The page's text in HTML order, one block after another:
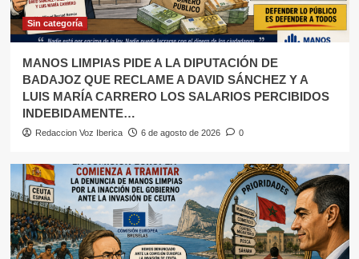
3
A TRAMITAR LA DENUNCIA DE
MANOS LIMPIAS POR LA INACCIÓN
DEL GOBIERNO ANTE LA INVASIÓN
Sin categoría
Cuando la Historia llama a la puerta:
se ha reencarnado en Pedro
5
Sin categoría
DEL FAVOR FILII AL FAVOR MATRIS.
Sin categoría
MANOS LIMPIAS PIDE A LA DIPUTACIÓN DE
BADAJOZ QUE RECLAME A DAVID SÁNCHEZ Y A
LUIS MARÍA CARRERO LOS SALARIOS PERCIBIDOS
INDEBIDAMENTE…
Redaccion Voz Iberica 6 de agosto de 2026 0